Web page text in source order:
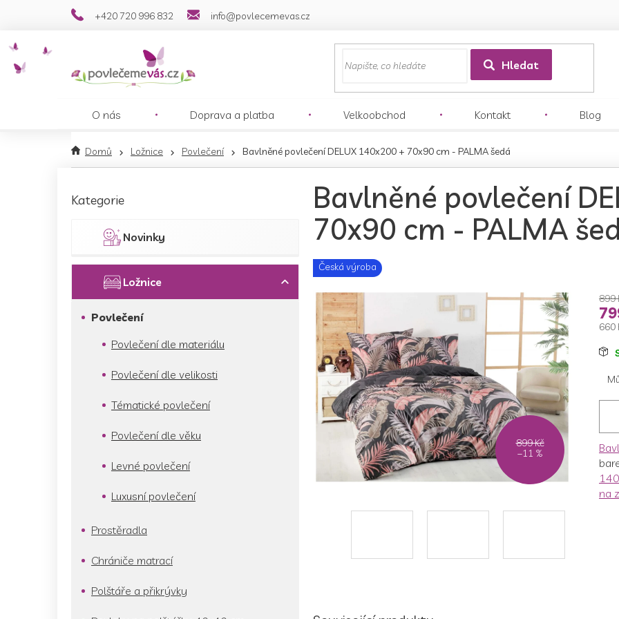
+420 720 996 832 info@povlecemevas.cz
Hledat
O nás Doprava a platba Velkoobchod Kontakt Blog
Domů Ložnice Povlečení Bavlněné povlečení DELUX 140x200 + 70x90 cm - PALMA šedá
kategorie
Kategorie
Novinky
Ložnice
Povlečení
Povlečení dle materiálu
Povlečení dle velikosti
Tématické povlečení
Povlečení dle věku
Levné povlečení
Luxusní povlečení
Prostěradla
Chrániče matrací
Polštáře a přikrývky
Bavlněné povlečení
70x90 cm - PALMA
Česká výroba
899 Kč
–11 %
899
660
na